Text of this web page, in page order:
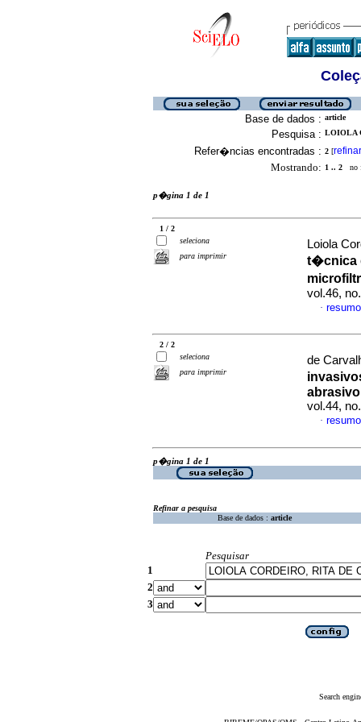
Base de dados : article
Pesquisa : LOIOLA
Refer�ncias encontradas : 2 [refinar
Mostrando: 1 .. 2 no
p�gina 1 de 1
1 / 2
seleciona
para imprimir
Loiola
t�cnica
vol.46,
·
2 / 2
seleciona
para imprimir
de
vol.44,
·
p�gina 1 de 1
Refinar a pesquisa
Base de dados : article
Pesquisar
1
2
3
Search